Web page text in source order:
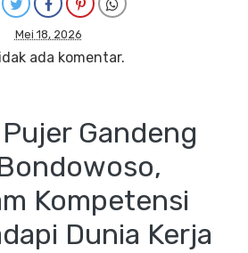
Mei 18, 2026
ada komentar.
Pujer Gandeng
Kompetensi
Dunia Kerja